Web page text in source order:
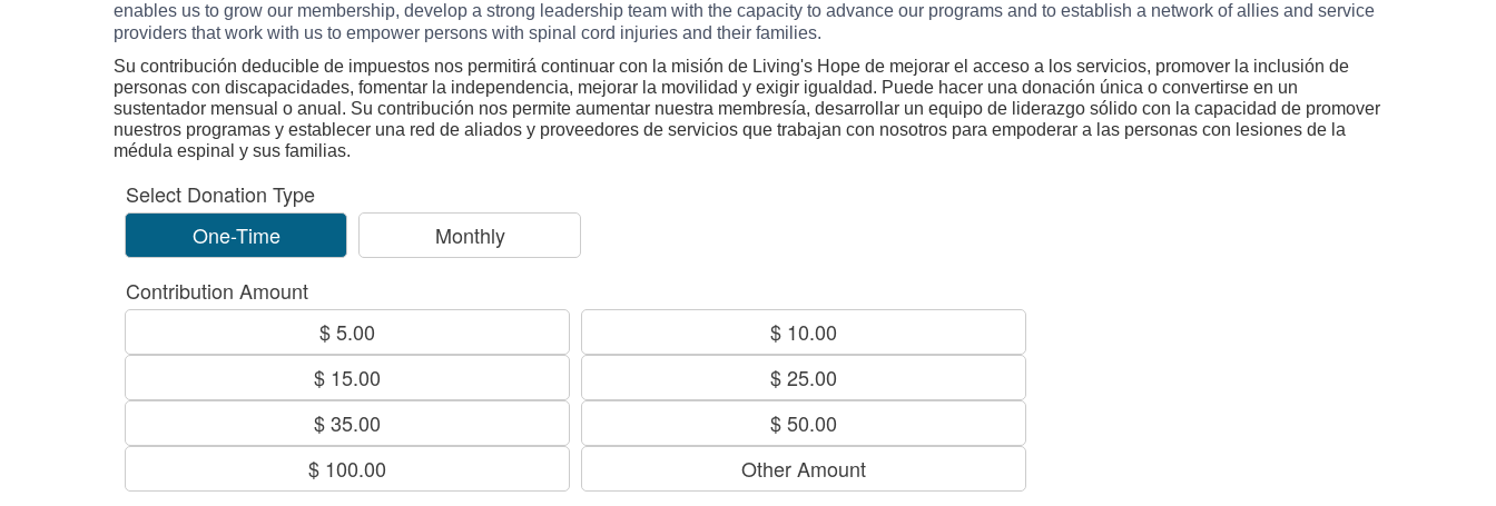
enables us to grow our membership, develop a strong leadership team with the capacity to advance our programs and to establish a network of allies and service
providers that work with us to empower persons with spinal cord injuries and their families.
Su contribución deducible de impuestos nos permitirá continuar con la misión de Living's Hope de mejorar el acceso a los servicios, promover la inclusión de
personas con discapacidades, fomentar la independencia, mejorar la movilidad y exigir igualdad. Puede hacer una donación única o convertirse en un
sustentador mensual o anual. Su contribución nos permite aumentar nuestra membresía, desarrollar un equipo de liderazgo sólido con la capacidad de promover
nuestros programas y establecer una red de aliados y proveedores de servicios que trabajan con nosotros para empoderar a las personas con lesiones de la
médula espinal y sus familias.
Select Donation Type
One-Time
Monthly
Contribution Amount
$ 5.00
$ 10.00
$ 15.00
$ 25.00
$ 35.00
$ 50.00
$ 100.00
Other Amount